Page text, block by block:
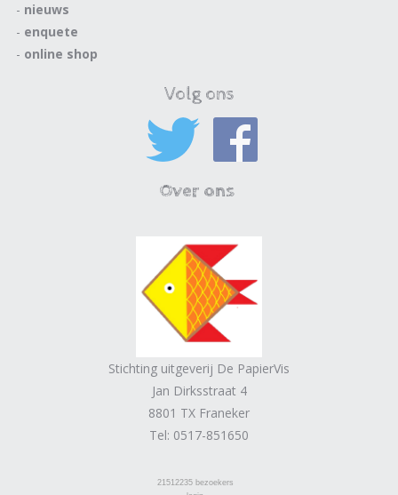
- nieuws
- enquete
- online shop
Volg ons
Over ons
Stichting uitgeverij De PapierVis
Jan Dirksstraat 4
8801 TX Franeker
Tel: 0517-851650
21512235bezoekers